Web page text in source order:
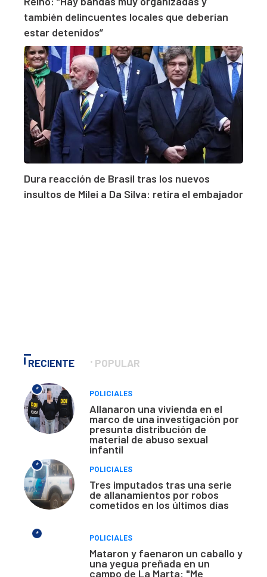
también delincuentes locales que deberían
estar detenidos”
Dura reacción de Brasil tras los nuevos
insultos de Milei a Da Silva: retira el embajador
RECIENTE POPULAR
*
POLICIALES
Allanaron una vivienda en el
marco de una investigación por
presunta distribución de
material de abuso sexual
infantil
*
POLICIALES
Tres imputados tras una serie
de allanamientos por robos
cometidos en los últimos días
*
POLICIALES
Mataron y faenaron un caballo y
una yegua preñada en un
campo de La Marta: "Me